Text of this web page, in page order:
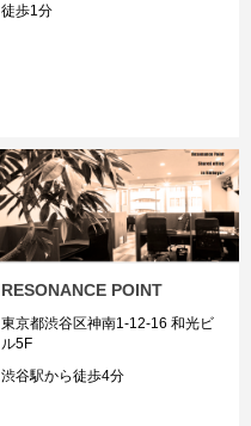
徒歩1分
RESONANCE POINT
東京都渋谷区神南1-12-16 和光ビ
ル5F
渋谷駅から徒歩4分